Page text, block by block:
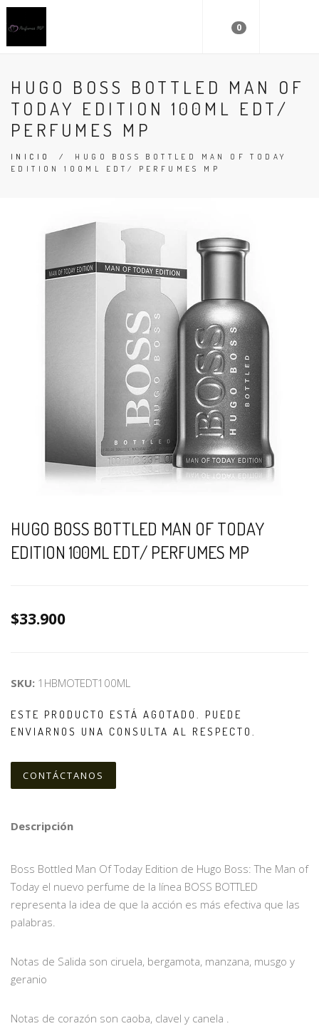
0
HUGO BOSS BOTTLED MAN OF
TODAY EDITION 100ML EDT/
PERFUMES MP
INICIO / HUGO BOSS BOTTLED MAN OF TODAY
EDITION 100ML EDT/ PERFUMES MP
HUGO BOSS BOTTLED MAN OF TODAY
EDITION 100ML EDT/ PERFUMES MP
$33.900
SKU: 1HBMOTEDT100ML
ESTE PRODUCTO ESTÁ AGOTADO. PUEDE
ENVIARNOS UNA CONSULTA AL RESPECTO.
CONTÁCTANOS
Descripción
Boss Bottled Man Of Today Edition de Hugo Boss: The Man of
Today el nuevo perfume de la línea BOSS BOTTLED
representa la idea de que la acción es más efectiva que las
palabras.
Notas de Salida son ciruela, bergamota, manzana, musgo y
geranio
Notas de corazón son caoba, clavel y canela .